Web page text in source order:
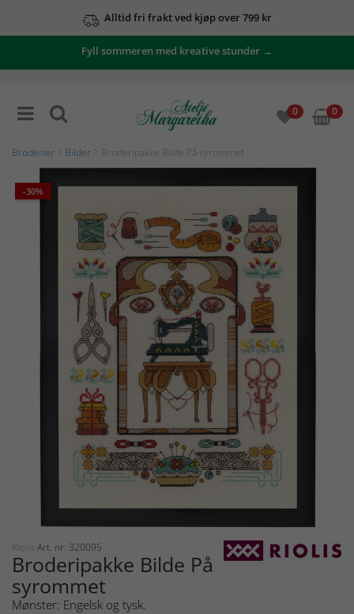
Alltid fri frakt ved kjøp over 799 kr
Fyll sommeren med kreative stunder →
0 0
Broderier Bilder > Broderipakke Bilde På syrommet
-30%
Riolis Art. nr: 320095
Broderipakke Bilde På
syrommet
Mønster: Engelsk og tysk.